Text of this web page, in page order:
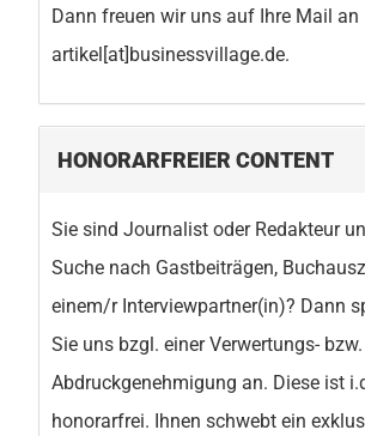
Dann freuen wir uns auf Ihre Mail an
artikel[at]businessvillage.de.
HONORARFREIER CONTENT
Sie sind Journalist oder Redakteur
Suche nach Gastbeiträgen,
einem/r Interviewpartner(in)? Dann
Sie uns bzgl. einer Verwertungs- bzw.
Abdruckgenehmigung an. Diese ist
honorarfrei. Ihnen schwebt ein